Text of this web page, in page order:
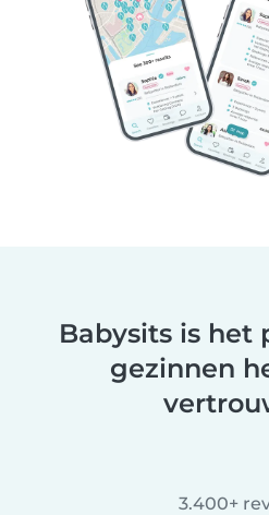
Babysits is het
gezinnen
3.400+